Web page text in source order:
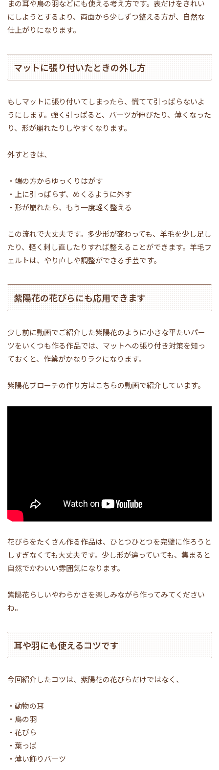
まの耳や鳥の羽などにも使える考え方です。表だけをきれい
にしようとするより、両面から少しずつ整える方が、自然な
仕上がりになります。
マットに張り付いたときの外し方
もしマットに張り付いてしまったら、慌てて引っぱらないよ
うにします。強く引っぱると、パーツが伸びたり、薄くなった
り、形が崩れたりしやすくなります。
外すときは、
・端の方からゆっくりはがす
・上に引っぱらず、めくるように外す
・形が崩れたら、もう一度軽く整える
この流れで大丈夫です。多少形が変わっても、羊毛を少し足し
たり、軽く刺し直したりすれば整えることができます。羊毛フ
ェルトは、やり直しや調整ができる手芸です。
紫陽花の花びらにも応用できます
少し前に動画でご紹介した紫陽花のように小さな平たいパー
ツをいくつも作る作品では、マットへの張り付き対策を知っ
ておくと、作業がかなりラクになります。
紫陽花ブローチの作り方はこちらの動画で紹介しています。
花びらをたくさん作る作品は、ひとつひとつを完璧に作ろうと
しすぎなくても大丈夫です。少し形が違っていても、集まると
自然でかわいい雰囲気になります。
紫陽花らしいやわらかさを楽しみながら作ってみてください
ね。
耳や羽にも使えるコツです
今回紹介したコツは、紫陽花の花びらだけではなく、
・動物の耳
・鳥の羽
・花びら
・葉っぱ
・薄い飾りパーツ